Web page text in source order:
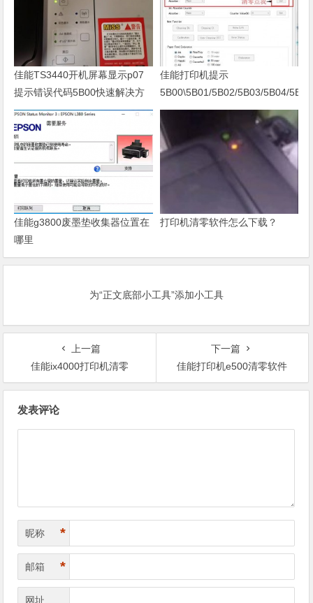
佳能TS3440开机屏幕显示p07
提示错误代码5B00快速解决方
案 清零
佳能打印机提示
5B00\5B01/5B02/5B03/5B04/
佳能g3800废墨垫收集器位置在
哪里
打印机清零软件怎么下载？
为“正文底部小工具”添加小工具
上一篇
佳能ix4000打印机清零
下一篇
佳能打印机e500清零软件
发表评论
昵称 *
邮箱 *
网址